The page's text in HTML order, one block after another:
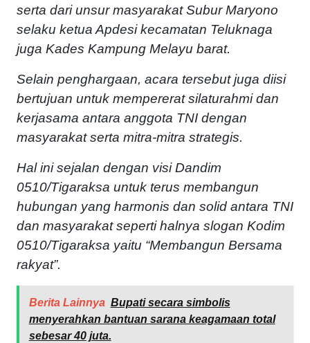
serta dari unsur masyarakat Subur Maryono
selaku ketua Apdesi kecamatan Teluknaga
juga Kades Kampung Melayu barat.
Selain penghargaan, acara tersebut juga diisi
bertujuan untuk mempererat silaturahmi dan
kerjasama antara anggota TNI dengan
masyarakat serta mitra-mitra strategis.
Hal ini sejalan dengan visi Dandim
0510/Tigaraksa untuk terus membangun
hubungan yang harmonis dan solid antara TNI
dan masyarakat seperti halnya slogan Kodim
0510/Tigaraksa yaitu “Membangun Bersama
rakyat”.
Berita Lainnya Bupati secara simbolis
menyerahkan bantuan sarana keagamaan total
sebesar 40 juta.